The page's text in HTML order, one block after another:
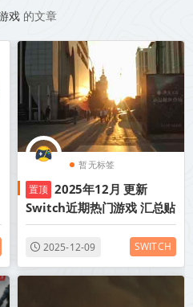
戏 的文章
暂无标签
置顶 2025年12月 更新
Switch近期热门游戏 汇总贴
2025-12-09 SWITCH